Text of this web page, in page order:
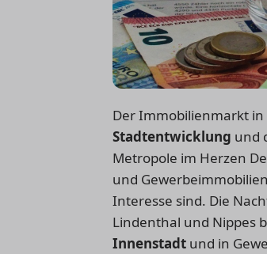
Der Immobilienmarkt in
Stadtentwicklung und
Metropole im Herzen
und
Interesse sind. Die
Lindenthal und Nippes
Innenstadt und in